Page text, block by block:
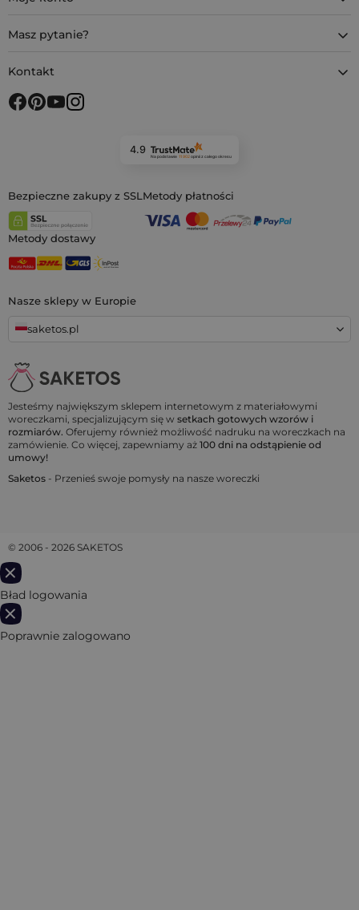
Jesteśmy największym sklepem internetowym z materiałowymi
woreczkami, specjalizującym się w setkach gotowych wzorów i
rozmiarów. Oferujemy również możliwość nadruku na woreczkach na
zamówienie. Co więcej, zapewniamy aż 100 dni na odstąpienie od
umowy!
Saketos - Przenieś swoje pomysły na nasze woreczki
Nasze sklepy w Europie
saketos.pl
Masz pytanie?
Kontakt
4.9
Na podstawie 11 902opiniiz całego okresu
Bezpieczne zakupy z SSL Metody płatności
Metody dostawy
© 2006 - 2026 SAKETOS
Bład logowania
Poprawnie zalogowano